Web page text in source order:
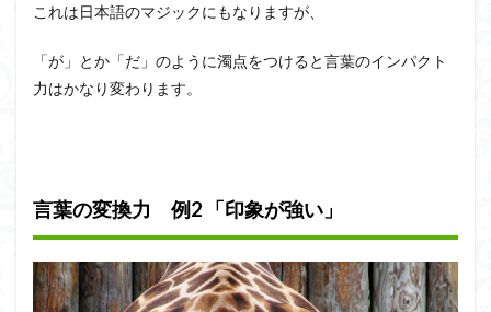
これは日本語のマジックにもなりますが、
「が」とか「だ」のように濁点をつけると言葉のインパクト
力はかなり変わります。
言葉の変換力 例2 「印象が強い」